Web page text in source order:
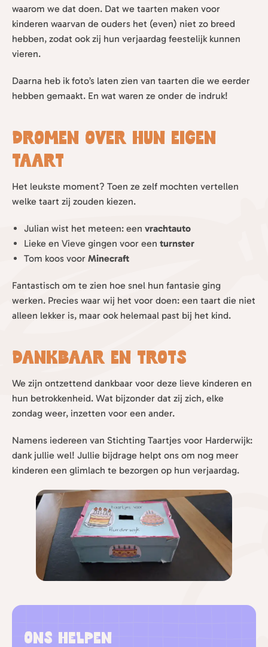
waarom we dat doen. Dat we taarten maken voor
kinderen waarvan de ouders het (even) niet zo breed
hebben, zodat ook zij hun verjaardag feestelijk kunnen
vieren.
Daarna heb ik foto’s laten zien van taarten die we eerder
hebben gemaakt. En wat waren ze onder de indruk!
Dromen over hun eigen
taart
Het leukste moment? Toen ze zelf mochten vertellen
welke taart zij zouden kiezen.
Julian wist het meteen: een vrachtauto
Lieke en Vieve gingen voor een turnster
Tom koos voor Minecraft
Fantastisch om te zien hoe snel hun fantasie ging
werken. Precies waar wij het voor doen: een taart die niet
alleen lekker is, maar ook helemaal past bij het kind.
Dankbaar en trots
We zijn ontzettend dankbaar voor deze lieve kinderen en
hun betrokkenheid. Wat bijzonder dat zij zich, elke
zondag weer, inzetten voor een ander.
Namens iedereen van Stichting Taartjes voor Harderwijk:
dank jullie wel! Jullie bijdrage helpt ons om nog meer
kinderen een glimlach te bezorgen op hun verjaardag.
Ons helpen